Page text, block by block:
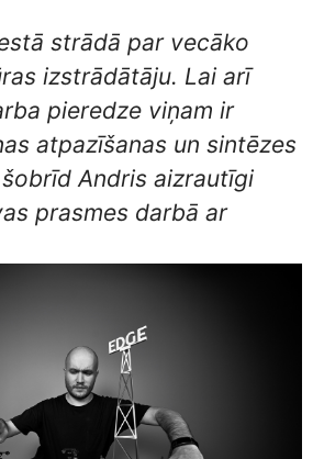
strādā par vecāko
izstrādātāju. Lai arī
pieredze viņam ir
atpazīšanas un sintēzes
Andris aizrautīgi
prasmes darbā ar